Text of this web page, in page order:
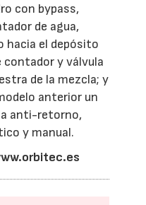
con bypass,
de agua,
hacia el depósito
y válvula
de la mezcla; y
anterior un
anti-retorno,
y manual.